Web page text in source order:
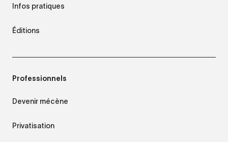
Infos pratiques
Éditions
Professionnels
Devenir mécène
Privatisation